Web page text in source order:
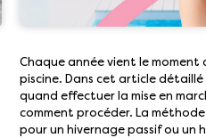
Chaque année vient le moment
piscine. Dans cet article détaillé
quand effectuer la mise en
comment procéder. La
pour un hivernage passif ou un